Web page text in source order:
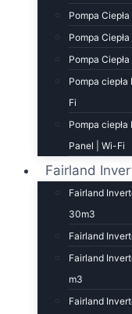
Pompa
Pompa
Pompa
Pompa
Fi
Pompa
Panel | Wi-Fi
Fairland
Fairland
30m3
Fairland
Fairland
m3
Fairland